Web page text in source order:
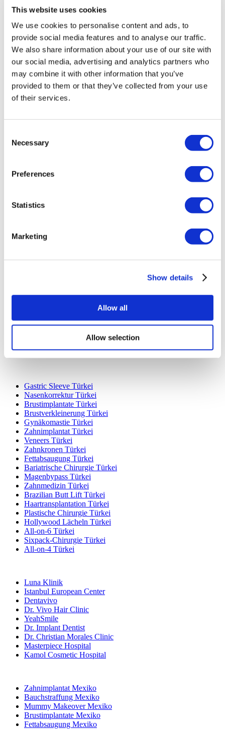
This website uses cookies
We use cookies to personalise content and ads, to
provide social media features and to analyse our traffic.
We also share information about your use of our site with
our social media, advertising and analytics partners who
may combine it with other information that you’ve
provided to them or that they’ve collected from your use
of their services.
Selection
Necessary
Preferences
Statistics
Marketing
Show details
Allow all
Allow selection
registrierten Reiseagentur der Gruppe A (Zertifikatsnummer:
Alle Behandlungen werden von einer im
Gesundheitstourismus zertifizierten Gesundheitseinrichtung
durchgeführt.
Über uns
Wie es Funktioniert
Vor-Op Leitfaden
Autoren & Gutachter
Blog
Stornierungsrichtlinie
Poland Kliniken
Colombia Kliniken
Gastric Sleeve Türkei
Nasenkorrektur Türkei
Brustimplantate Türkei
Brustverkleinerung Türkei
Gynäkomastie Türkei
Zahnimplantat Türkei
Veneers Türkei
Zahnkronen Türkei
Fettabsaugung Türkei
Bariatrische Chirurgie Türkei
Magenbypass Türkei
Zahnmedizin Türkei
Brazilian Butt Lift Türkei
Haartransplantation Türkei
Plastische Chirurgie Türkei
Hollywood Lächeln Türkei
All-on-6 Türkei
Sixpack-Chirurgie Türkei
All-on-4 Türkei
Luna Klinik
Istanbul European Center
Dentavivo
Dr. Vivo Hair Clinic
YeahSmile
Dr. Implant Dentist
Dr. Christian Morales Clinic
Masterpiece Hospital
Kamol Cosmetic Hospital
Zahnimplantat Mexiko
Bauchstraffung Mexiko
Mummy Makeover Mexiko
Brustimplantate Mexiko
Fettabsaugung Mexiko